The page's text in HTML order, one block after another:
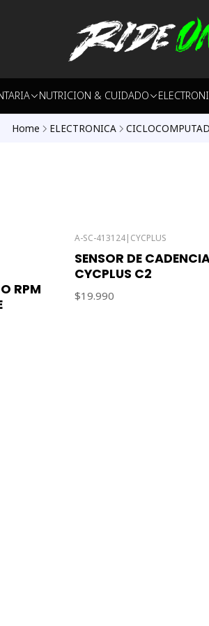
NUTRICION & CUIDADO
Home ELECTRONICA
RPM
A-SC-413124| CYCPLUS
SENSOR DE
CYCPLUS C2
$19.990